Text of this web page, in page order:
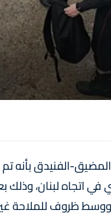
الفنيدق بأنه
اتجاه لبنان، وذلك
ظروف للملاحة